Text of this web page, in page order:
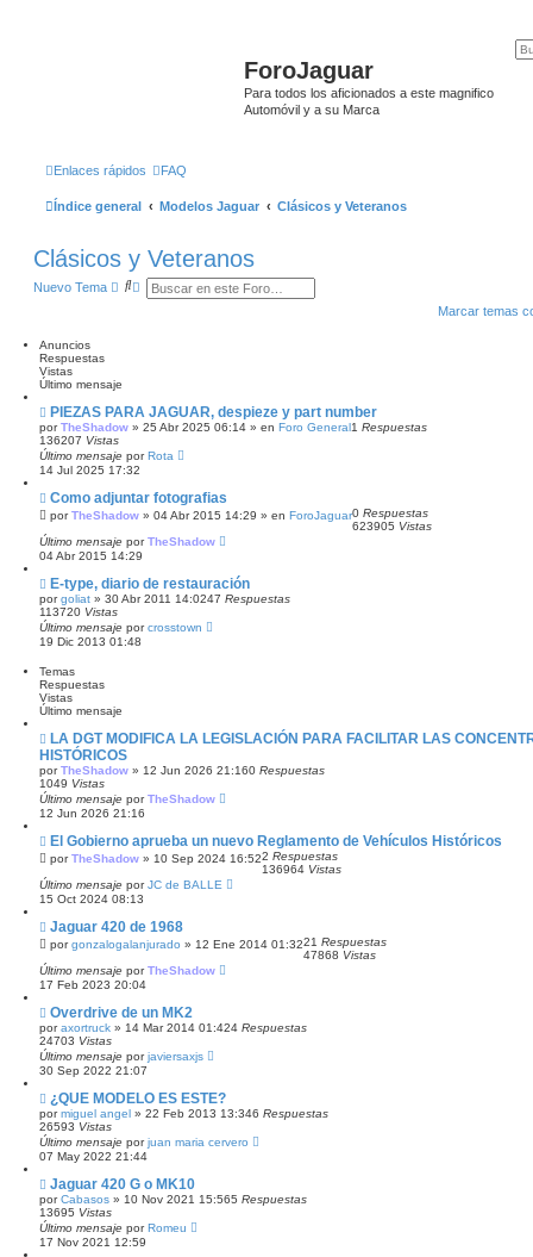
ForoJaguar
Para todos los aficionados a este magnifico
Automóvil y a su Marca
Enlaces rápidos FAQ
Índice general Modelos Jaguar Clásicos y Veteranos
Clásicos y Veteranos
Nuevo Tema
B B
v
a
z
a
Marcar temas
Anuncios
Respuestas
Vistas
Último mensaje
PIEZAS PARA JAGUAR, despieze y part number
porTheShadow » 25 Abr 2025 06:14 » en Foro General1 Respuestas
136207 Vistas
Último mensaje porRota
14 Jul 2025 17:32
Como adjuntar fotografias
porTheShadow » 04 Abr 2015 14:29 » en ForoJaguar0 Respuestas
623905 Vistas
Último mensaje porTheShadow
04 Abr 2015 14:29
E-type, diario de restauración
porgoliat » 30 Abr 2011 14:0247 Respuestas
113720 Vistas
Último mensaje porcrosstown
19 Dic 2013 01:48
Temas
Respuestas
Vistas
Último mensaje
LA DGT MODIFICA LA LEGISLACIÓN PARA FACILITAR LAS
HISTÓRICOS
porTheShadow » 12 Jun 2026 21:160 Respuestas
1049 Vistas
Último mensaje porTheShadow
12 Jun 2026 21:16
El Gobierno aprueba un nuevo Reglamento de Vehículos Históricos
porTheShadow » 10 Sep 2024 16:522 Respuestas
136964 Vistas
Último mensaje porJC de BALLE
15 Oct 2024 08:13
Jaguar 420 de 1968
porgonzalogalanjurado » 12 Ene 2014 01:3221 Respuestas
47868 Vistas
Último mensaje porTheShadow
17 Feb 2023 20:04
Overdrive de un MK2
poraxortruck » 14 Mar 2014 01:424 Respuestas
24703 Vistas
Último mensaje porjaviersaxjs
30 Sep 2022 21:07
¿QUE MODELO ES ESTE?
pormiguel angel » 22 Feb 2013 13:346 Respuestas
26593 Vistas
Último mensaje porjuan maria cervero
07 May 2022 21:44
Jaguar 420 G o MK10
porCabasos » 10 Nov 2021 15:565 Respuestas
13695 Vistas
Último mensaje porRomeu
17 Nov 2021 12:59